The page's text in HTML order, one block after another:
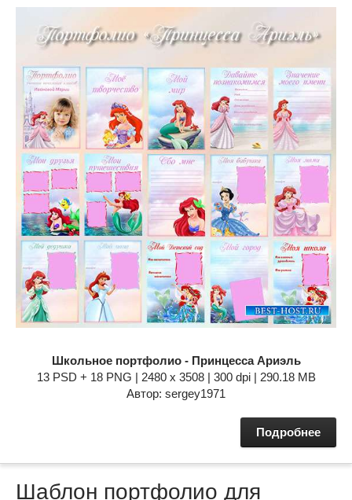
Школьное портфолио - Принцесса Ариэль
13 PSD + 18 PNG | 2480 x 3508 | 300 dpi | 290.18 MB
Автор: sergey1971
Подробнее
Шаблон портфолио для